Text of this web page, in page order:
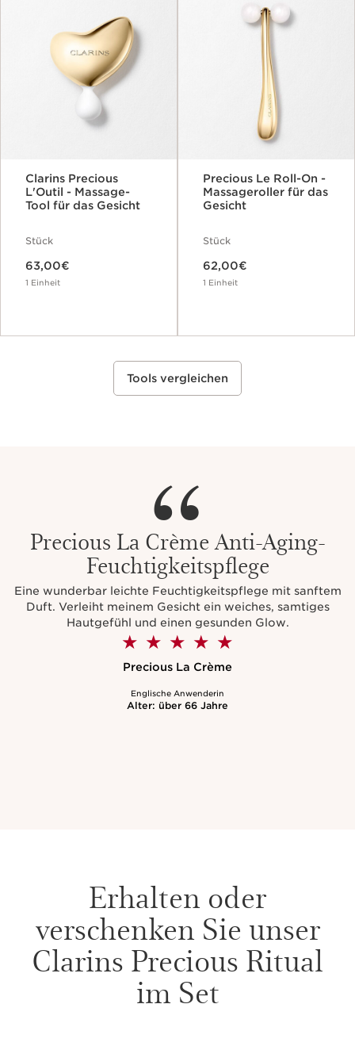
L'Outil - Massage-
Tool für das Gesicht
Aktueller Preis 63,00€
63,00€
1 Einheit
Massageroller für das
Gesicht
Aktueller Preis 62,00€
62,00€
1 Einheit
Tools vergleichen
Precious La Crème
Englische Anwenderin
Precious La Crème Anti-Aging-
Feuchtigkeitspflege
Eine wunderbar leichte Feuchtigkeitspflege mit sanftem
Duft. Verleiht meinem Gesicht ein weiches, samtiges
Hautgefühl und einen gesunden Glow.
Erhalten oder
verschenken Sie unser
Clarins Precious Ritual
im Set